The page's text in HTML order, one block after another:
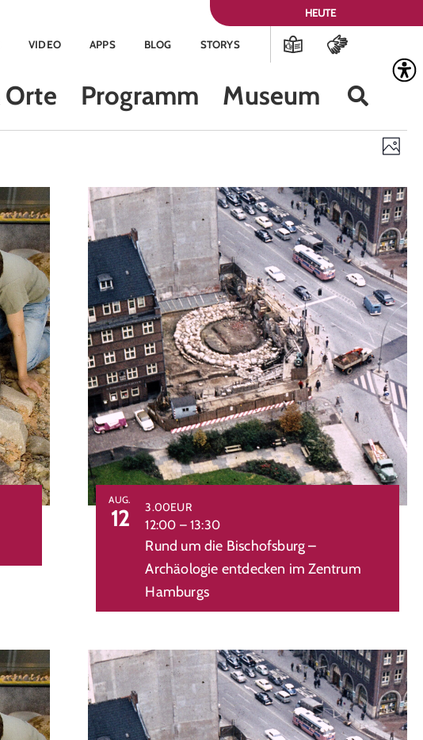
HEUTE
VIDEO APPS BLOG STORYS
Orte Programm Museum
Foto
AUG.
12
Rund um die Bischofsburg –
Archäologie entdecken im Zentrum
Hamburgs
12:00 – 13:30
3.00EUR